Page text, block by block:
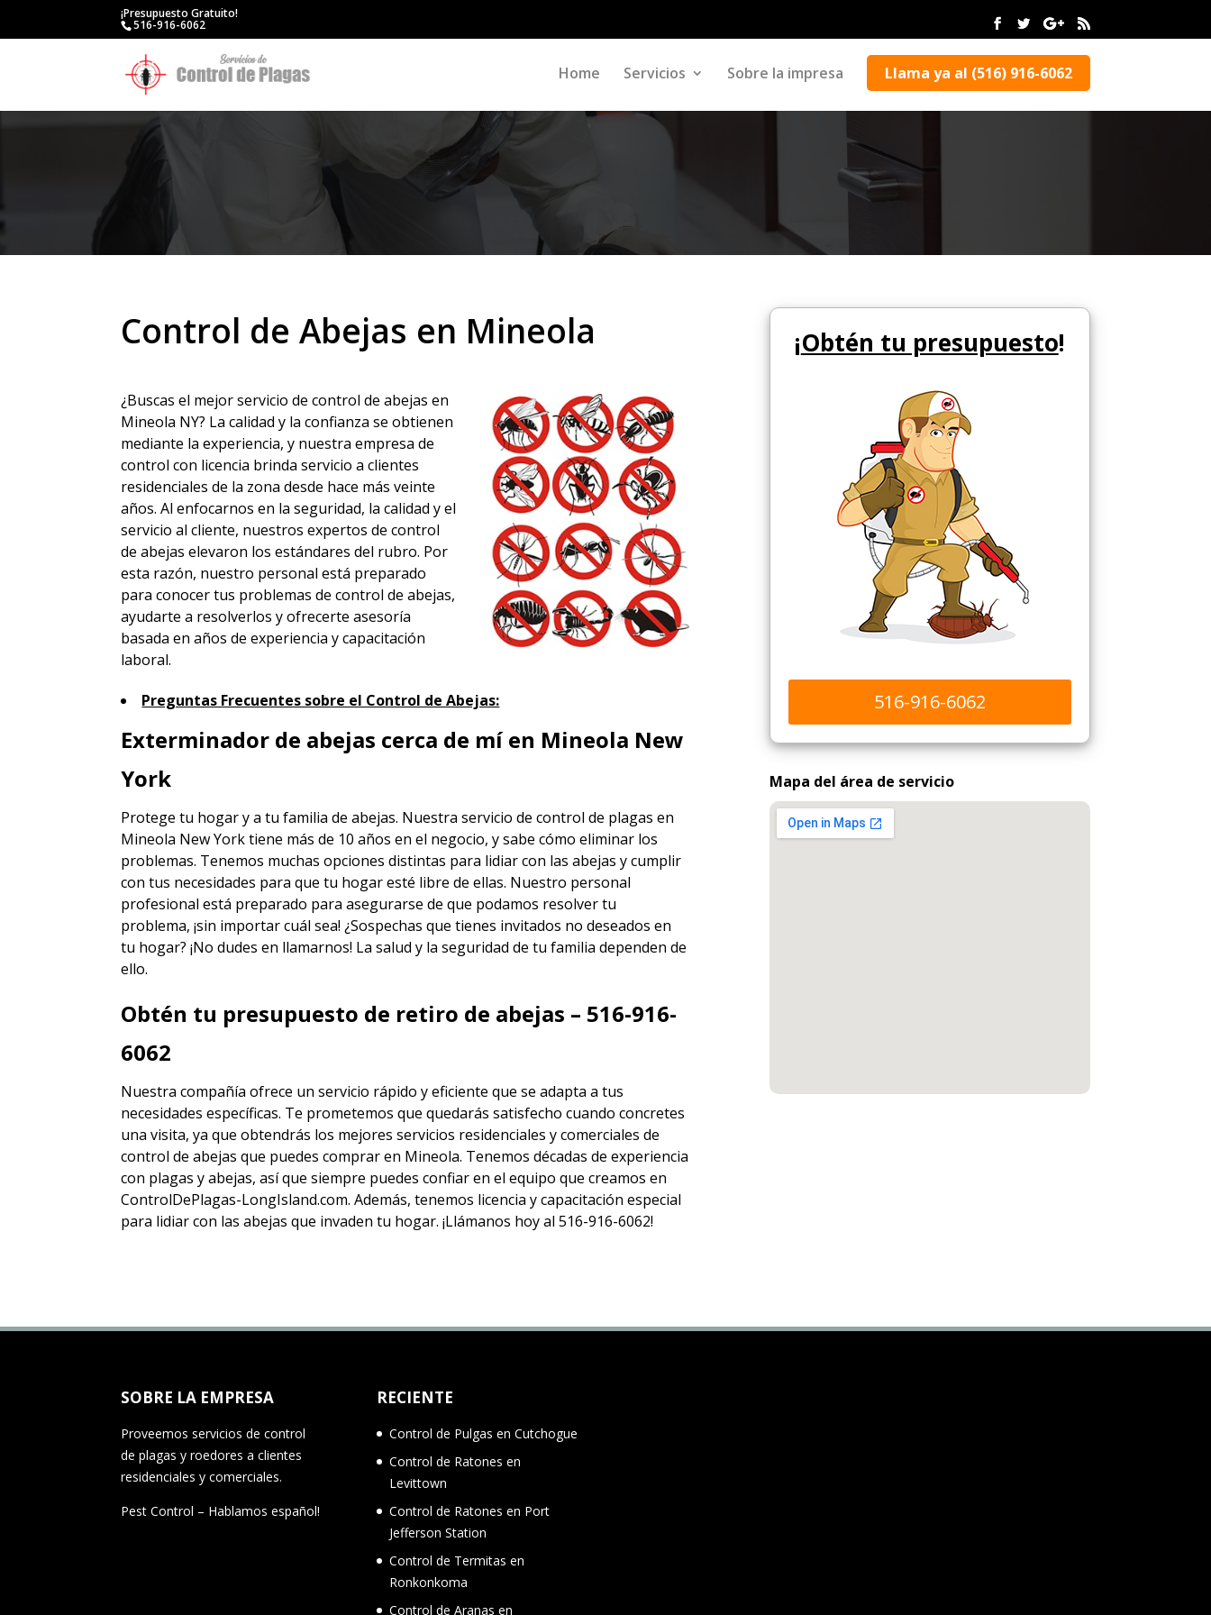
¡Presupuesto Gratuito!
516-916-6062
Home Servicios Sobre la impresa Llama ya al (516) 916-6062
Control de Abejas en Mineola
¿Buscas el mejor servicio de control de abejas en
Mineola NY? La calidad y la confianza se obtienen
mediante la experiencia, y nuestra empresa de
control con licencia brinda servicio a clientes
residenciales de la zona desde hace más veinte
años. Al enfocarnos en la seguridad, la calidad y el
servicio al cliente, nuestros expertos de control
de abejas elevaron los estándares del rubro. Por
esta razón, nuestro personal está preparado
para conocer tus problemas de control de abejas,
ayudarte a resolverlos y ofrecerte asesoría
basada en años de experiencia y capacitación
laboral.
Preguntas Frecuentes sobre el Control de Abejas:
Exterminador de abejas cerca de mí en Mineola New
York
Protege tu hogar y a tu familia de abejas. Nuestra servicio decontrol de plagas en
Mineola New Yorktiene más de 10 años en el negocio, y sabe cómo eliminar los
problemas. Tenemos muchas opciones distintas para lidiar con las abejas y cumplir
con tus necesidades para que tu hogar esté libre de ellas. Nuestro personal
profesional está preparado para asegurarse de que podamos resolver tu
problema, ¡sin importar cuál sea! ¿Sospechas que tienes invitados no deseados en
tu hogar? ¡No dudes en llamarnos! La salud y la seguridad de tu familia dependen de
ello.
Obtén tu presupuesto de retiro de abejas – 516-916-
6062
Nuestra compañía ofrece un servicio rápido y eficiente que se adapta a tus
necesidades específicas. Te prometemos que quedarás satisfecho cuando concretes
una visita, ya que obtendrás los mejoresservicios residenciales y comerciales de
control de abejas que puedes comprar en Mineola. Tenemos décadas de experiencia
con plagas y abejas, así que siempre puedesconfiar en el equipo que creamos en
ControlDePlagas-LongIsland.com. Además, tenemos licencia y capacitación especial
para lidiar con las abejas que invaden tu hogar. ¡Llámanos hoy al 516-916-6062!
¡Obtén tu presupuesto!
516-916-6062
Mapa del área de servicio
SOBRE LA EMPRESA
Proveemos servicios de control
de plagas y roedores a clientes
residenciales y comerciales.
Pest Control – Hablamos español!
RECIENTE
Control de Pulgas en Cutchogue
Control de Ratones en
Levittown
Control de Ratones en Port
Jefferson Station
Control de Termitas en
Ronkonkoma
Control de Aranas en